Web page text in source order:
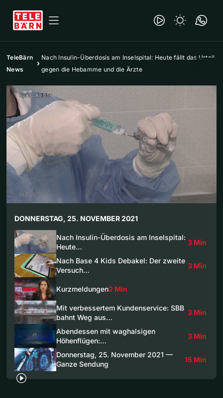
TeleBärn
News
Nach Insulin-Überdosis am Inselspital: Heute fällt das Urteil
gegen die Hebamme und die Ärzte
DONNERSTAG, 25. NOVEMBER 2021
Nach Insulin-Überdosis am Inselspital:
Heute…
3 Min
Nach Base 4 Kids Debakel: Der zweite
Versuch…
3 Min
Kurzmeldungen2 Min
Mit verbessertem Kundenservice: SBB
bahnt Weg aus…
3 Min
Abendessen mit waghalsigen
Höhenflügen:…
3 Min
Donnerstag, 25. November 2021 —
Ganze Sendung
15 Min